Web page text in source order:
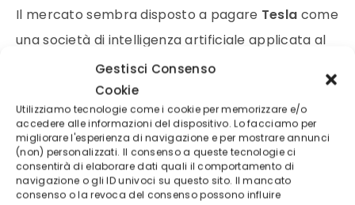
Gestisci Consenso
Cookie
Utilizziamo tecnologie come i cookie per memorizzare e/o
accedere alle informazioni del dispositivo. Lo facciamo per
migliorare l'esperienza di navigazione e per mostrare annunci
(non) personalizzati. Il consenso a queste tecnologie ci
consentirà di elaborare dati quali il comportamento di
navigazione o gli ID univoci su questo sito. Il mancato
consenso o la revoca del consenso possono influire
Il mercato sembra disposto a pagare Tesla come
una società di intelligenza artificiale applicata al
mondo fisico. Questa definizione è importante,
perché spiega perché il titolo possa salire anche
quando i dati sulle consegne non sono perfetti. Gli
investitori non stanno comprando solo fabbriche
e veicoli, ma un ecosistema potenziale fatto di
guida autonoma, robotica, energia e software. È